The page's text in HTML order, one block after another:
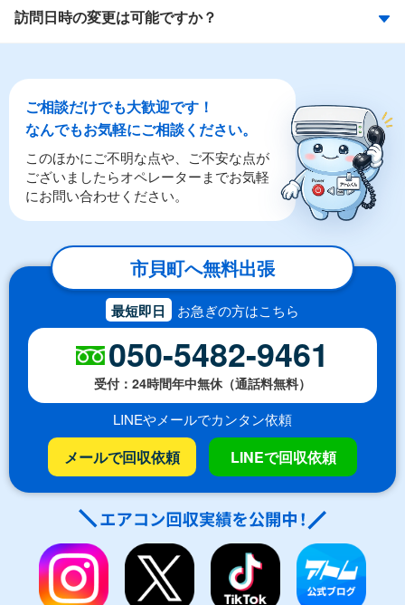
訪問日時の変更は可能ですか？
ご相談だけでも大歓迎です！
なんでもお気軽にご相談ください。
このほかにご不明な点や、ご不安な点が
ございましたらオペレーターまでお気軽
にお問い合わせください。
市貝町へ無料出張
最短即日 お急ぎの方はこちら
050-5482-9461
受付：24時間年中無休（通話料無料）
LINEやメールでカンタン依頼
メールで回収依頼 LINEで回収依頼